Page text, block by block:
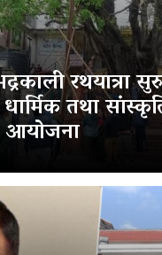
रथयात्रा
तथा
आयोजना